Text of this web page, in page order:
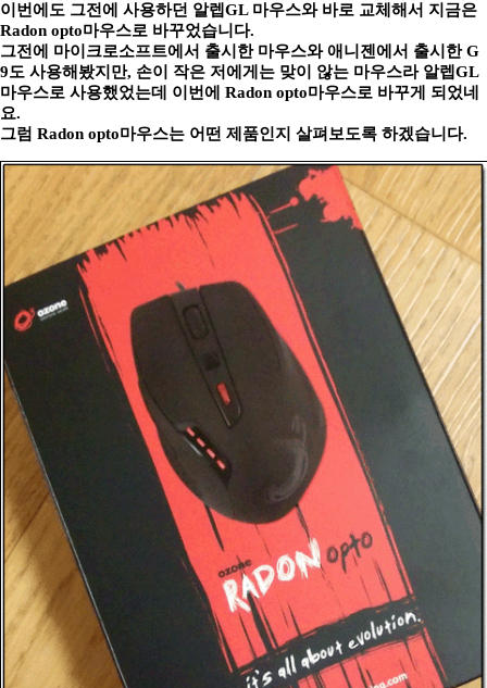
이번에도 그전에 사용하던 알렙GL 마우스와 바로 교체해서 지금은
Radon opto마우스로 바꾸었습니다.
그전에 마이크로소프트에서 출시한 마우스와 애니젠에서 출시한 G
9도 사용해봤지만, 손이 작은 저에게는 맞이 않는 마우스라 알렙GL
마우스로 사용했었는데 이번에 Radon opto마우스로 바꾸게 되었네
요.
그럼 Radon opto마우스는 어떤 제품인지 살펴보도록 하겠습니다.